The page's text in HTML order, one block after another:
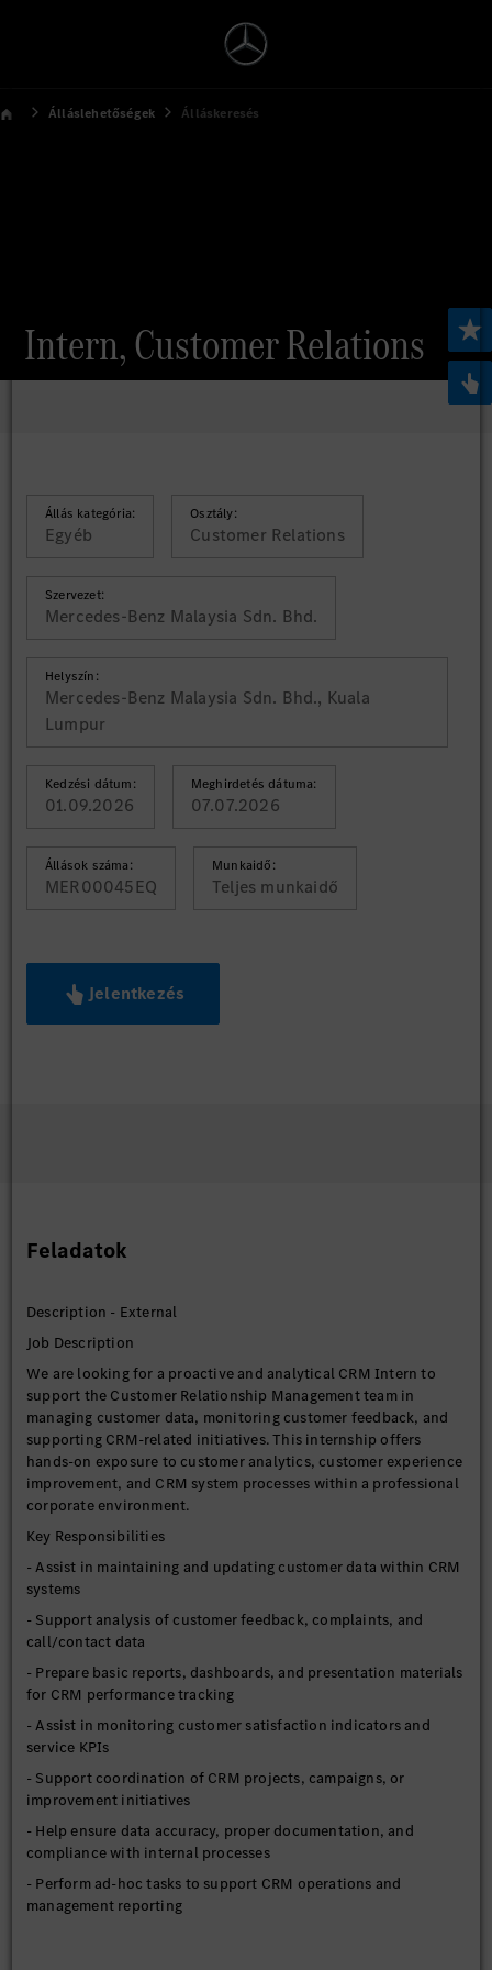
Álláslehetőségek Álláskeresés
Intern, Customer Relations
Állás kategória:
Egyéb
Osztály:
Customer Relations
Szervezet:
Mercedes-Benz Malaysia Sdn. Bhd.
Helyszín:
Mercedes-Benz Malaysia Sdn. Bhd., Kuala
Lumpur
Kedzési dátum:
01.09.2026
Meghirdetés dátuma:
07.07.2026
Állások száma:
MER00045EQ
Munkaidő:
Teljes munkaidő
Jelentkezés
Feladatok
Description - External
Job Description
We are looking for a proactive and analytical CRM Intern to
support the Customer Relationship Management team in
managing customer data, monitoring customer feedback, and
supporting CRM-related initiatives. This internship offers
hands-on exposure to customer analytics, customer experience
improvement, and CRM system processes within a professional
corporate environment.
Key Responsibilities
- Assist in maintaining and updating customer data within CRM
systems
- Support analysis of customer feedback, complaints, and
call/contact data
- Prepare basic reports, dashboards, and presentation materials
for CRM performance tracking
- Assist in monitoring customer satisfaction indicators and
service KPIs
- Support coordination of CRM projects, campaigns, or
improvement initiatives
- Help ensure data accuracy, proper documentation, and
compliance with internal processes
- Perform ad-hoc tasks to support CRM operations and
management reporting